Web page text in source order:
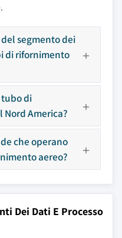
segmento dei
di rifornimento
di
America?
che operano
aereo?
Dei Dati E Processo